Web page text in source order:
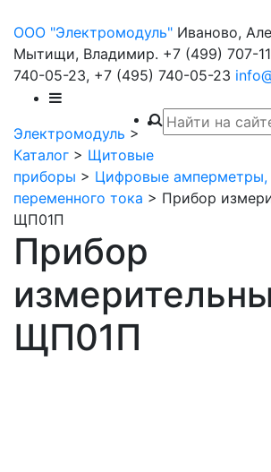
ООО "Электромодуль" Иваново,
Мытищи, Владимир. +7 (499) 707-
740-05-23, +7 (495) 740-05-23
Электромодуль >
Каталог > Щитовые
приборы > Цифровые амперметры,
переменного тока > Прибор
ЩП01П
Прибор
ЩП01П